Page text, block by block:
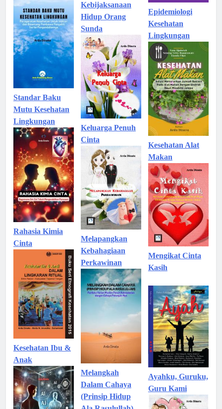
Standar Baku
Mutu Kesehatan
Lingkungan
Rahasia Kimia
Cinta
Kesehatan Ibu &
Anak
Kebijaksanaan
Hidup Orang
Sunda
Keluarga Penuh
Cinta
Melapangkan
Kebahagiaan
Perkawinan
Melangkah
Dalam Cahaya
(Prinsip Hidup
Epidemiologi
Kesehatan
Lingkungan
Kesehatan Alat
Makan
Mengikat Cinta
Kasih
Ayahku, Guruku,
Guru Kami